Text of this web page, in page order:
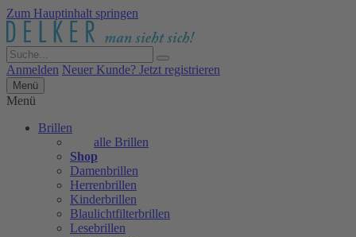
Zum Hauptinhalt springen
Anmelden Neuer Kunde? Jetzt registrieren
Menü
Menü
Brillen
alle Brillen
Shop
Damenbrillen
Herrenbrillen
Kinderbrillen
Blaulichtfilterbrillen
Lesebrillen